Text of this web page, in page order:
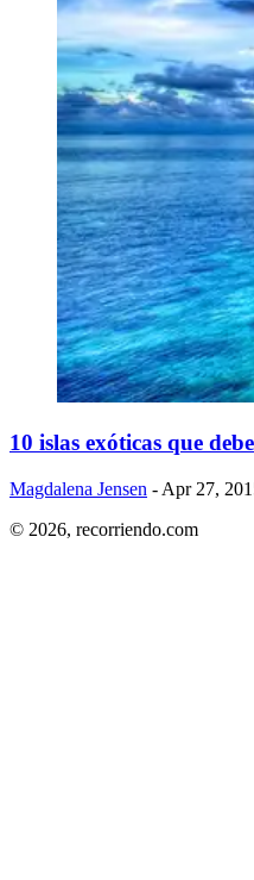
​10 islas exóticas que
Magdalena Jensen - Apr 27,
© 2026, recorriendo.com